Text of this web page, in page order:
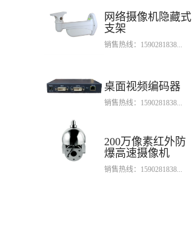
网络摄像机隐藏式
支架
销售热线：1590281838...
桌面视频编码器
销售热线：1590281838...
200万像素红外防
爆高速摄像机
销售热线：1590281838...